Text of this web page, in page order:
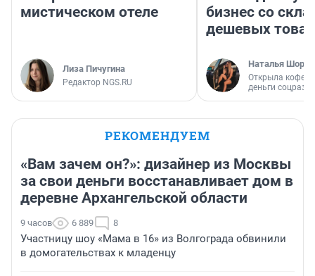
мистическом отеле
Лиза Пичугина
Редактор NGS.RU
бизнес со
дешевых
Наталья
Открыла
деньги
РЕКОМЕНДУЕМ
«Вам зачем он?»: дизайнер из Москвы
за свои деньги восстанавливает дом в
деревне Архангельской области
9 часов 6 889 8
Участницу шоу «Мама в 16» из Волгограда обвинили
в домогательствах к младенцу